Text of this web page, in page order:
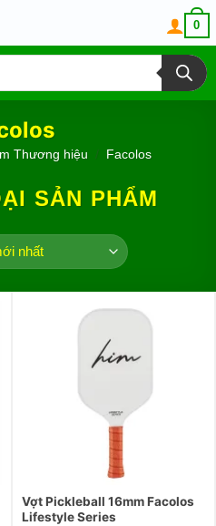
0
Thương hiệu Facolos
SẢN PHẨM
Vợt Pickleball 16mm Facolos
Lifestyle Series